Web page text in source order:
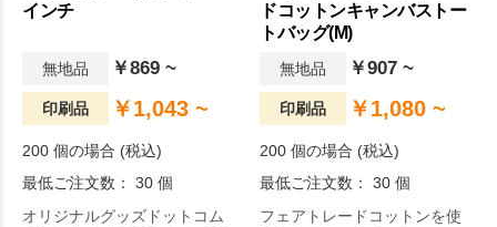
インチ
無地品 ￥869 ~
印刷品 ￥1,043 ~
200 個の場合 (税込)
最低ご注文数： 30 個
オリジナルグッズドットコム
ドコットンキャンバストー
トバッグ(M)
無地品 ￥907 ~
印刷品 ￥1,080 ~
200 個の場合 (税込)
最低ご注文数： 30 個
フェアトレードコットンを使